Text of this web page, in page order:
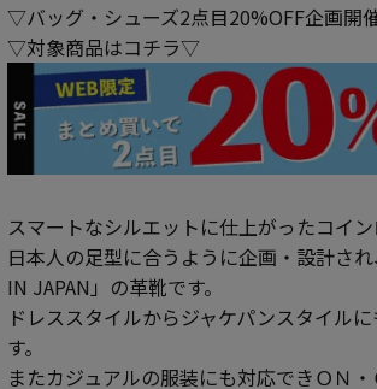
▽バッグ・シューズ2点目20%OFF企画開
▽対象商品はコチラ▽
スマートなシルエットに仕上がったコイン
日本人の足型に合うように企画・設計さ
IN JAPAN」の革靴です。
ドレススタイルからジャケパンスタイル
す。
またカジュアルの服装にも対応できＯＮ・